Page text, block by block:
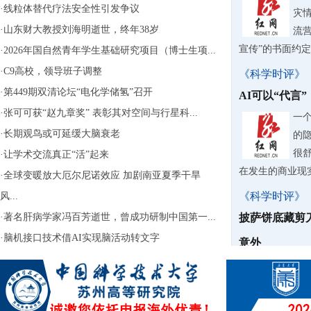
·线粒体替代疗法安全性引发争议
· 山东财大教授刘海明逝世，终年38岁
·2026年国自然青年学生基础研究项目（博士生项...
·C9高校，领导班子调整
·第449期双清论坛“电化学储氢”召开
·张可可获“赵九章奖” 表彰其对空间与行星科...
·长期观鸟或可延缓大脑衰老
·让学术交流真正“活”起来
·全球变暖放大厄尔尼诺效应 加剧南亚夏季干旱
风...
·著名肝病学家冯百芳逝世，曾成功研制中国第一...
· 脑机接口技术借AI实现脑活动转文字
灾
流
宣传”的书面约
《科学时评》
AI可以“代言”
一
的
很
在发生的商业现
《科学时评》
披萨饼底藏剪
意外
据
40
话